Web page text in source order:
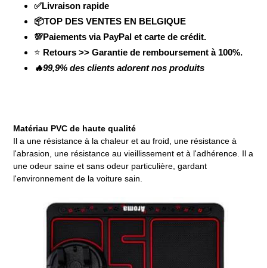
✅Livraison rapide
📦TOP DES VENTES EN BELGIQUE
💯Paiements via PayPal et carte de crédit.
⭐ Retours >> Garantie de remboursement à 100%.
🔥99,9% des clients adorent nos produits
Matériau PVC de haute qualité
Il a une résistance à la chaleur et au froid, une résistance à
l'abrasion, une résistance au vieillissement et à l'adhérence. Il a
une odeur saine et sans odeur particulière, gardant
l'environnement de la voiture sain.